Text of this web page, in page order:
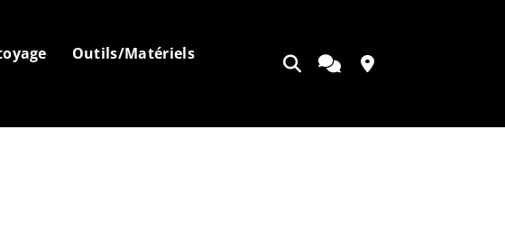
Outils/Matériels
OuvrirAppelerContact